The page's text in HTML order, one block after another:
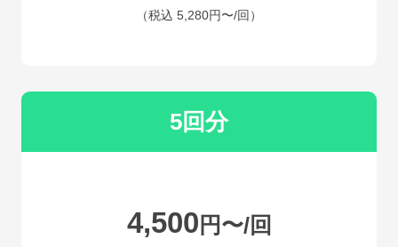
（税込 5,280円〜/回）
5回分
4,500 円〜/回